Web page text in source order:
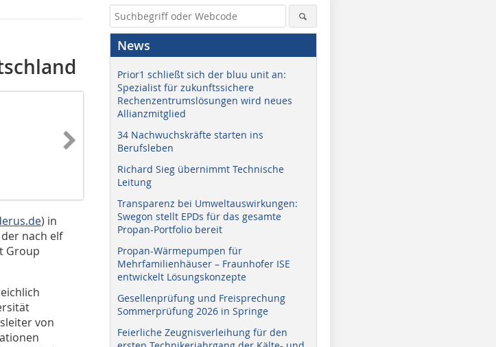
) in
nach elf
Group
von
News
Prior1 schließt sich der bluu unit an:
Spezialist für zukunftssichere
Rechenzentrumslösungen wird neues
Allianzmitglied
34 Nachwuchskräfte starten ins
Berufsleben
Richard Sieg übernimmt Technische
Leitung
Transparenz bei Umweltauswirkungen:
Swegon stellt EPDs für das gesamte
Propan-Portfolio bereit
Propan-Wärmepumpen für
Mehrfamilienhäuser – Fraunhofer ISE
entwickelt Lösungskonzepte
Gesellenprüfung und Freisprechung
Sommerprüfung 2026 in Springe
Feierliche Zeugnisverleihung für den